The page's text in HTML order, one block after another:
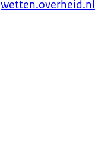
wetten.overheid.nl